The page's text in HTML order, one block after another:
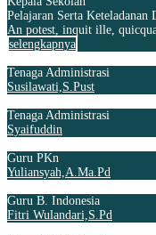
Pelajaran Serta Keteladanan
An potest, inquit ille,
selengkapnya
Tenaga Administrasi
Susilawati,S.Pust
Tenaga Administrasi
Syaifuddin
Guru PKn
Yuliansyah,A.Ma.Pd
Guru B. Indonesia
Fitri Wulandari,S.Pd